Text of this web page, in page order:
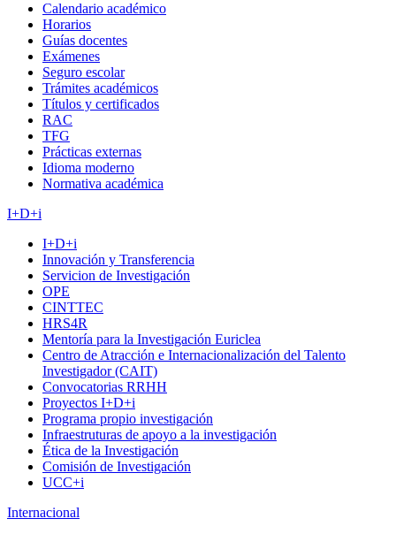
Calendario académico
Horarios
Guías docentes
Exámenes
Seguro escolar
Trámites académicos
Títulos y certificados
RAC
TFG
Prácticas externas
Idioma moderno
Normativa académica
I+D+i
I+D+i
Innovación y Transferencia
Servicion de Investigación
OPE
CINTTEC
HRS4R
Mentoría para la Investigación Euriclea
Centro de Atracción e Internacionalización del Talento
Investigador (CAIT)
Convocatorias RRHH
Proyectos I+D+i
Programa propio investigación
Infraestruturas de apoyo a la investigación
Ética de la Investigación
Comisión de Investigación
UCC+i
Internacional